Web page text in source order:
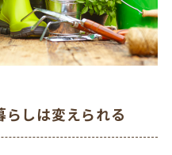
らしは変えられる